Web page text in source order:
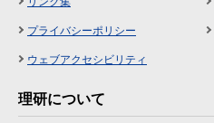
プライバシーポリシー
ウェブアクセシビリティ
理研について